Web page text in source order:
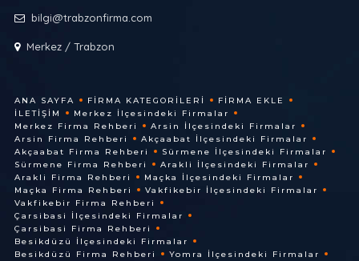
bilgi@trabzonfirma.com
Merkez / Trabzon
ANA SAYFA FIRMA KATEGORILERI
FIRMA EKLE
İLETIŞIM
Merkez İlçesindeki Firmalar
Merkez Firma Rehberi
Arsin İlçesindeki Firmalar
Arsin Firma Rehberi
Akçaabat İlçesindeki Firmalar
Akçaabat Firma Rehberi
Sürmene İlçesindeki Firmalar
Sürmene Firma Rehberi
Arakli İlçesindeki Firmalar
Arakli Firma Rehberi
Maçka İlçesindeki Firmalar
Maçka Firma Rehberi
Vakfikebir İlçesindeki Firmalar
Vakfikebir Firma Rehberi
Çarsibasi İlçesindeki Firmalar
Çarsibasi Firma Rehberi
Besikdüzü İlçesindeki Firmalar
Besikdüzü Firma Rehberi
Yomra İlçesindeki Firmalar